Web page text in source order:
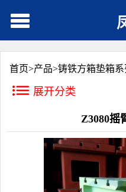
首页>产品>铸铁方箱垫箱系
展开分类
Z3080摇